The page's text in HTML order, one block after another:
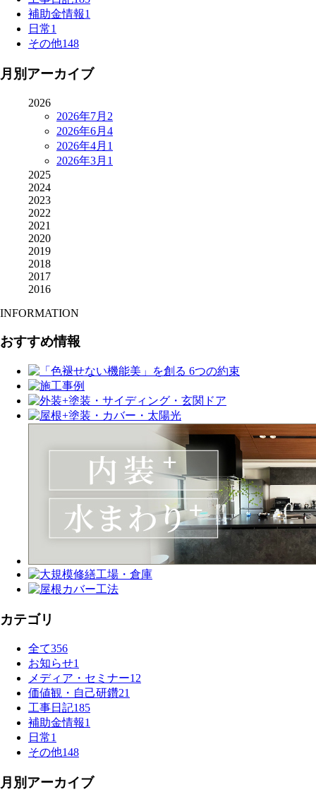
補助金情報1
日常1
その他148
月別アーカイブ
2026
2026年7月 2
2026年6月 4
2026年4月 1
2026年3月 1
2025
2024
2023
2022
2021
2020
2019
2018
2017
2016
INFORMATION
おすすめ情報
カテゴリ
全て356
お知らせ1
メディア・セミナー12
価値観・自己研鑽21
工事日記185
補助金情報1
日常1
その他148
月別アーカイブ